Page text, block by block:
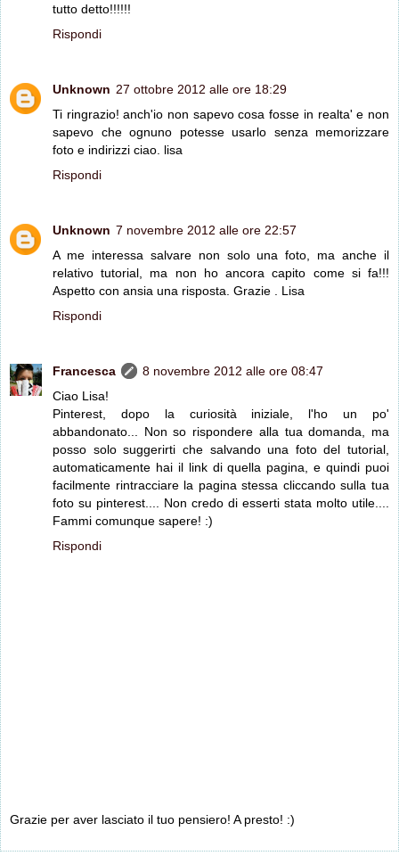
tutto detto!!!!!!
Rispondi
Unknown 27 ottobre 2012 alle ore 18:29
Ti ringrazio! anch'io non sapevo cosa fosse in realta' e non
sapevo che ognuno potesse usarlo senza memorizzare
foto e indirizzi ciao. lisa
Rispondi
Unknown 7 novembre 2012 alle ore 22:57
A me interessa salvare non solo una foto, ma anche il
relativo tutorial, ma non ho ancora capito come si fa!!!
Aspetto con ansia una risposta. Grazie . Lisa
Rispondi
Francesca
8 novembre 2012 alle ore 08:47
Ciao Lisa!
Pinterest, dopo la curiosità iniziale, l'ho un po'
abbandonato... Non so rispondere alla tua domanda, ma
posso solo suggerirti che salvando una foto del tutorial,
automaticamente hai il link di quella pagina, e quindi puoi
facilmente rintracciare la pagina stessa cliccando sulla tua
foto su pinterest.... Non credo di esserti stata molto utile....
Fammi comunque sapere! :)
Rispondi
Grazie per aver lasciato il tuo pensiero! A presto! :)